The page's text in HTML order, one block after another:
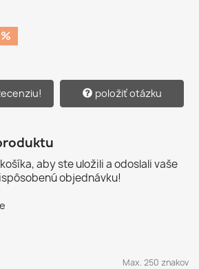
položiť otázku
aby ste uložili a odoslali vaše
objednávku!
Max. 250 znakov